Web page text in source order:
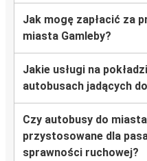
Jak mogę zapłacić za
miasta Gamleby?
Jakie usługi na
autobusach jadących
Czy autobusy do
przystosowane dla
sprawności ruchowej?